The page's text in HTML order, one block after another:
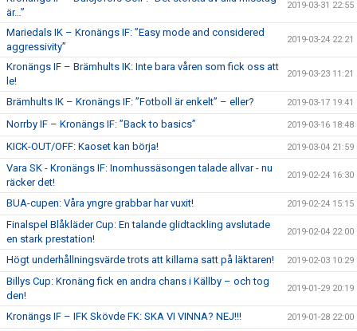
är…”
2019-03-31 22:55
Mariedals IK – Kronängs IF: ”Easy mode and considered
aggressivity”
2019-03-24 22:21
Kronängs IF – Brämhults IK: Inte bara våren som fick oss att
le!
2019-03-23 11:21
Brämhults IK – Kronängs IF: ”Fotboll är enkelt” – eller? 2019-03-17 19:41
Norrby IF – Kronängs IF: ”Back to basics” 2019-03-16 18:48
KICK-OUT/OFF: Kaoset kan börja! 2019-03-04 21:59
Vara SK - Kronängs IF: Inomhussäsongen talade allvar - nu
räcker det!
2019-02-24 16:30
BUA-cupen: Våra yngre grabbar har vuxit! 2019-02-24 15:15
Finalspel Blåkläder Cup: En talande glidtackling avslutade
en stark prestation!
2019-02-04 22:00
Högt underhållningsvärde trots att killarna satt på läktaren! 2019-02-03 10:29
Billys Cup: Kronäng fick en andra chans i Källby – och tog
den!
2019-01-29 20:19
Kronängs IF – IFK Skövde FK: SKA VI VINNA? NEJ!!! 2019-01-28 22:00